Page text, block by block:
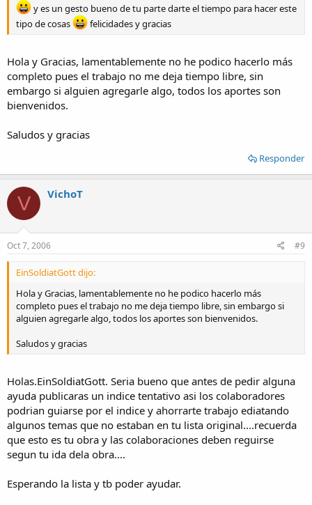
y es un gesto bueno de tu parte darte el tiempo para hacer este
tipo de cosas
felicidades y gracias
Hola y Gracias, lamentablemente no he podico hacerlo más
completo pues el trabajo no me deja tiempo libre, sin
embargo si alguien agregarle algo, todos los aportes son
bienvenidos.
Saludos y gracias
Responder
V VichoT
Oct 7, 2006 #9
EinSoldiatGott dijo:
Hola y Gracias, lamentablemente no he podico hacerlo más
completo pues el trabajo no me deja tiempo libre, sin embargo si
alguien agregarle algo, todos los aportes son bienvenidos.
Saludos y gracias
Holas.EinSoldiatGott. Seria bueno que antes de pedir alguna
ayuda publicaras un indice tentativo asi los colaboradores
podrian guiarse por el indice y ahorrarte trabajo ediatando
algunos temas que no estaban en tu lista original....recuerda
que esto es tu obra y las colaboraciones deben reguirse
segun tu ida dela obra....
Esperando la lista y tb poder ayudar.